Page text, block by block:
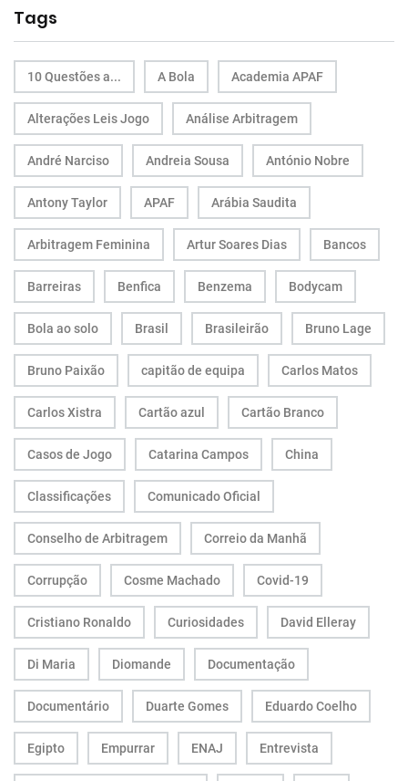
Tags
10 Questões a... A Bola Academia APAF
Alterações Leis Jogo Análise Arbitragem
André Narciso Andreia Sousa António Nobre
Antony Taylor APAF Arábia Saudita
Arbitragem Feminina Artur Soares Dias Bancos
Barreiras Benfica Benzema Bodycam
Bola ao solo Brasil Brasileirão Bruno Lage
Bruno Paixão capitão de equipa Carlos Matos
Carlos Xistra Cartão azul Cartão Branco
Casos de Jogo Catarina Campos China
Classificações Comunicado Oficial
Conselho de Arbitragem Correio da Manhã
Corrupção Cosme Machado Covid-19
Cristiano Ronaldo Curiosidades David Elleray
Di Maria Diomande Documentação
Documentário Duarte Gomes Eduardo Coelho
Egipto Empurrar ENAJ Entrevista